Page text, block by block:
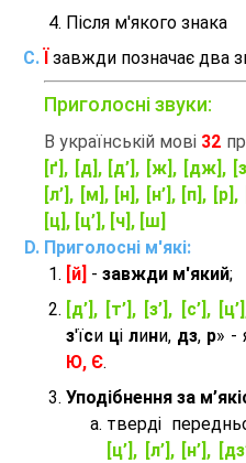
Після м'якого знака
завжди позначає два
Приголосні звуки:
В українській мові 32
[ґ], [д], [д’], [ж], [дж],
[л’], [м], [н], [н’], [п],
[ц], [ц’], [ч], [ш]
Приголосні м'які:
[й] - завжди м'який;
[д’], [т’], [з’], [с’],
з'їси ці лини, дз, р» -
Ю, Є.
Уподібнення за
тверді
[ц’], [л’], [н’],